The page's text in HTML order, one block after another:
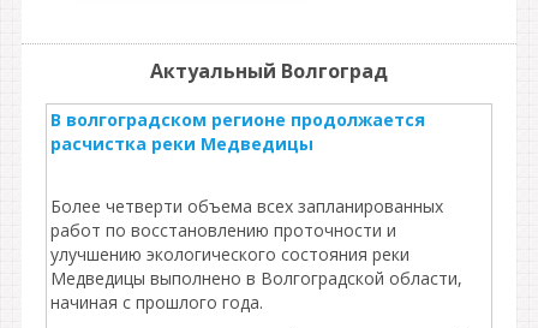
Актуальный Волгоград
В волгоградском регионе продолжается
расчистка реки Медведицы
Более четверти объема всех запланированных
работ по восстановлению проточности и
улучшению экологического состояния реки
Медведицы выполнено в Волгоградской области,
начиная с прошлого года.